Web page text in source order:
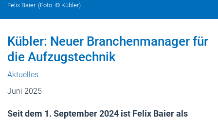
Felix Baier. (Foto: © Kübler)
Kübler: Neuer Branchenmanager für
die Aufzugstechnik
Aktuelles
Juni 2025
Seit dem 1. September 2024 ist Felix Baier als